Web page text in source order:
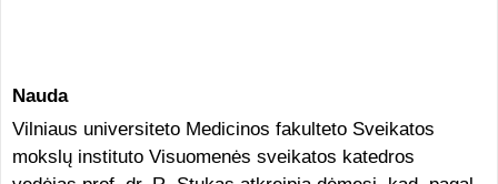
Nauda
Vilniaus universiteto Medicinos fakulteto Sveikatos
mokslų instituto Visuomenės sveikatos katedros